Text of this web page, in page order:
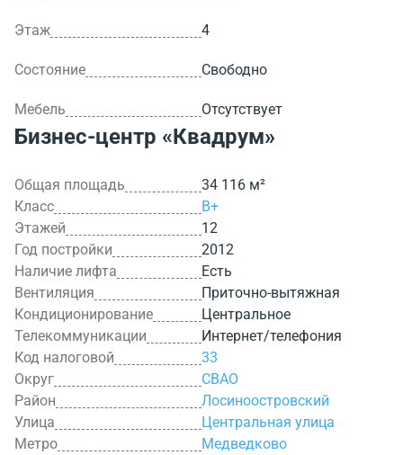
Этаж 4
Состояние Свободно
Мебель Отсутствует
Бизнес-центр «Квадрум»
Общая площадь
34 116 м²
Класс
B+
Этажей
12
Год постройки
2012
Наличие лифта
Есть
Вентиляция
Приточно-вытяжная
Кондиционирование
Центральное
Телекоммуникации
Интернет/телефония
Код налоговой
33
Округ
СВАО
Район
Лосиноостровский
Улица
Центральная улица
Метро
Медведково